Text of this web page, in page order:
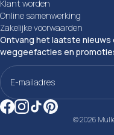
Klant worden
Online samenwerking
Zakelijke voorwaarden
Ontvang het laatste
weggeefacties en
E-
mailadres
(Vereist)
© 2026